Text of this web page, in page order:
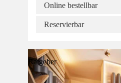
Online bestellbar
Reservierbar
Ratgeber